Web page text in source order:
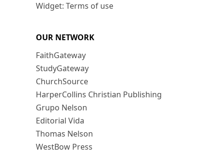
Widget: Terms of use
OUR NETWORK
FaithGateway
StudyGateway
ChurchSource
HarperCollins Christian Publishing
Grupo Nelson
Editorial Vida
Thomas Nelson
WestBow Press